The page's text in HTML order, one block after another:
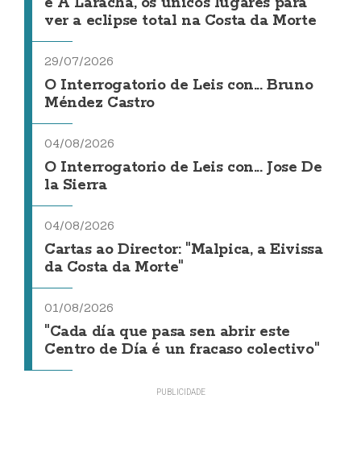
ver a eclipse total na Costa da Morte
29/07/2026
O Interrogatorio de Leis con... Bruno
Méndez Castro
04/08/2026
O Interrogatorio de Leis con... Jose De
la Sierra
04/08/2026
Cartas ao Director: "Malpica, a Eivissa
da Costa da Morte"
01/08/2026
"Cada día que pasa sen abrir este
Centro de Día é un fracaso colectivo"